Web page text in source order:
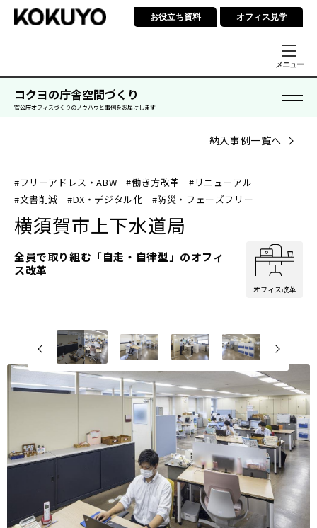
お役立ち資料 オフィス見学
メニュー
コクヨの庁舎空間づくり
官公庁オフィスづくりのノウハウと事例をお届けします
納入事例一覧へ
#フリーアドレス・ABW #働き方改革
#リニューアル
#文書削減
#DX・デジタル化 #防災・フェーズフリー
横須賀市上下水道局
全員で取り組む「自走・自律型」のオフィ
ス改革
オフィス改革